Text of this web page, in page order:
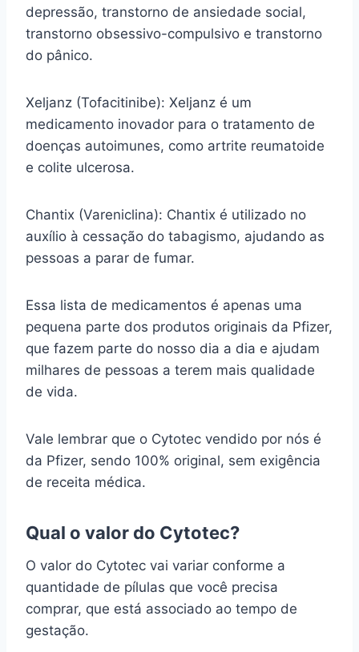
depressão, transtorno de ansiedade social,
transtorno obsessivo-compulsivo e transtorno
do pânico.
Xeljanz (Tofacitinibe): Xeljanz é um
medicamento inovador para o tratamento de
doenças autoimunes, como artrite reumatoide
e colite ulcerosa.
Chantix (Vareniclina): Chantix é utilizado no
auxílio à cessação do tabagismo, ajudando as
pessoas a parar de fumar.
Essa lista de medicamentos é apenas uma
pequena parte dos produtos originais da Pfizer,
que fazem parte do nosso dia a dia e ajudam
milhares de pessoas a terem mais qualidade
de vida.
Vale lembrar que o Cytotec vendido por nós é
da Pfizer, sendo 100% original, sem exigência
de receita médica.
Qual o valor do Cytotec?
O valor do Cytotec vai variar conforme a
quantidade de pílulas que você precisa
comprar, que está associado ao tempo de
gestação.